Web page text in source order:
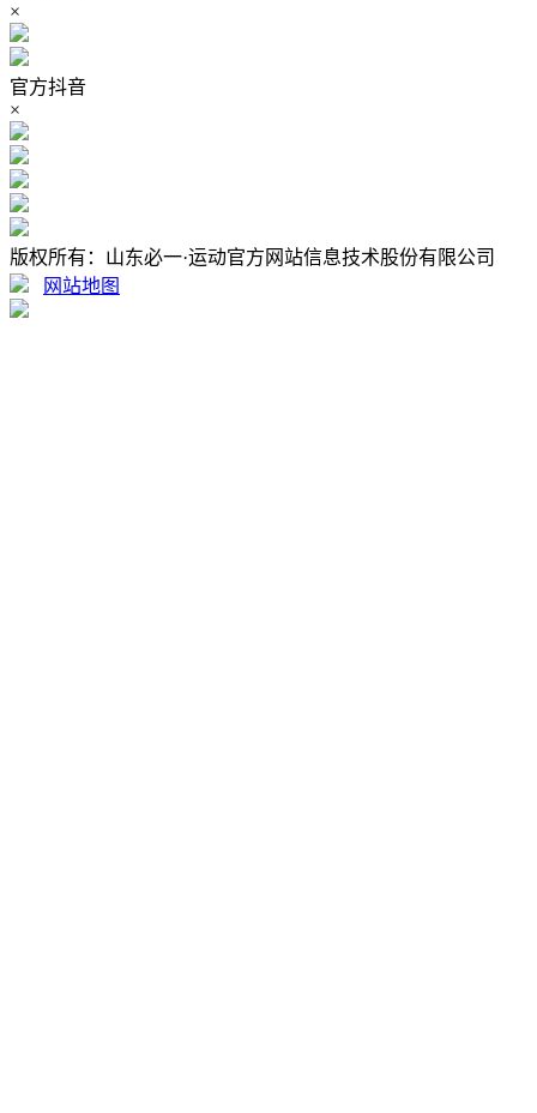
×
官方抖音
×
版权所有：山东必一·运动官方网站信息技术股份有限公司
网站地图